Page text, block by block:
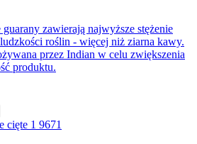
zawierają najwyższe stężenie
roślin - więcej niż ziarna kawy.
przez Indian w celu zwiększenia
produktu.